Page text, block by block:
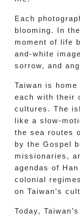
Each
blooming. In
moment of life
and-white
sorrow, and
Taiwan is
each with their
cultures. The
like a slow-
the sea routes
by the Gospel
missionaries,
agendas of
colonial
on Taiwan’s
Today,